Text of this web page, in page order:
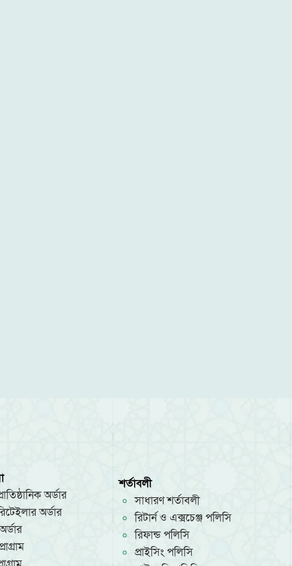
অর্ডার
অর্ডার
শর্তাবলী
সাধারণ শর্তাবলী
রিটার্ন ও এক্সচেঞ্জ পলিসি
রিফান্ড পলিসি
প্রাইসিং পলিসি